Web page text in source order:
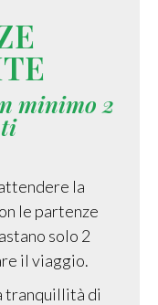
minimo 2
la
le partenze
solo 2
il viaggio.
tranquillità di